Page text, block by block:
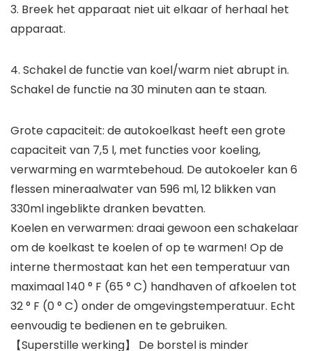
3. Breek het apparaat niet uit elkaar of herhaal het
apparaat.
4. Schakel de functie van koel/warm niet abrupt in.
Schakel de functie na 30 minuten aan te staan.
Grote capaciteit: de autokoelkast heeft een grote
capaciteit van 7,5 l, met functies voor koeling,
verwarming en warmtebehoud. De autokoeler kan 6
flessen mineraalwater van 596 ml, 12 blikken van
330ml ingeblikte dranken bevatten.
Koelen en verwarmen: draai gewoon een schakelaar
om de koelkast te koelen of op te warmen! Op de
interne thermostaat kan het een temperatuur van
maximaal 140 ° F (65 ° C) handhaven of afkoelen tot
32 ° F (0 ° C) onder de omgevingstemperatuur. Echt
eenvoudig te bedienen en te gebruiken.
【Superstille werking】 De borstel is minder